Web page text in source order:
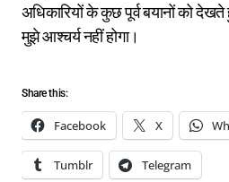
अधिकारियों के कुछ पूर्व बयानों को
मुझे आश्चर्य नहीं होगा।
Share this:
Facebook X
Tumblr Telegram